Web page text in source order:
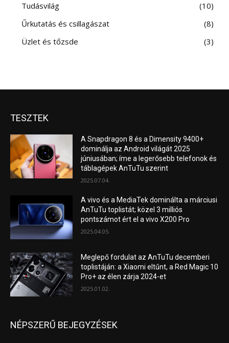
Tudásvilág
10
Űrkutatás és csillagászat
8
Üzlet és tőzsde
3
TESZTEK
A Snapdragon 8 és a Dimensity 9400+
dominálja az Android világát 2025
júniusában; íme a legerősebb telefonok és
táblagépek AnTuTu szerint
2025.07.04.
A vivo és a MediaTek dominálta a márciusi
AnTuTu toplistát; közel 3 milliós
pontszámot ért el a vivo X200 Pro
2025.04.05.
Meglepő fordulat az AnTuTu decemberi
toplistáján: a Xiaomi eltűnt, a Red Magic 10
Pro+ az élen zárja 2024-et
2025.01.02.
NÉPSZERŰ BEJEGYZÉSEK